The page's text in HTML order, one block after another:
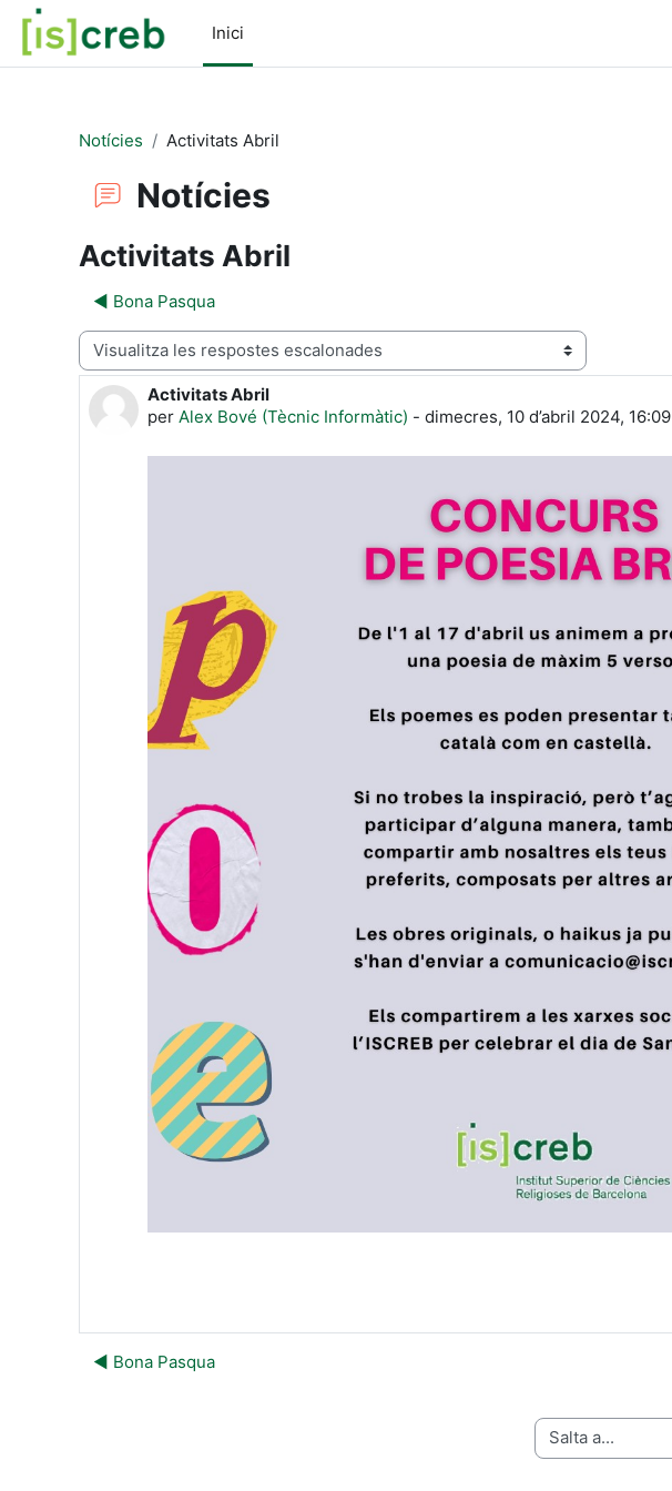
Ves al contingut principal
Inici
Notícies Activitats Abril
Notícies
Activitats Abril
◀︎ Bona Pasqua
Mode de visualització
Activitats Abril
per Alex Bové (Tècnic Informàtic) - dimecres, 10 d’abril 2024, 16:09
Nombre de respostes: 0
◀︎ Bona Pasqua
Salta a...